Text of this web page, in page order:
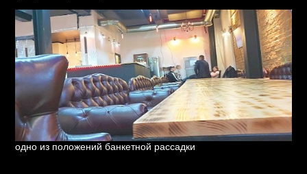
одно из положений банкетной рассадки